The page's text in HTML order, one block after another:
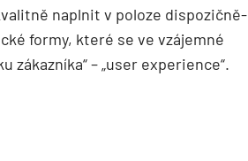
naplnit v poloze dispozičně-
formy, které se ve vzájemné
– „user experience“.